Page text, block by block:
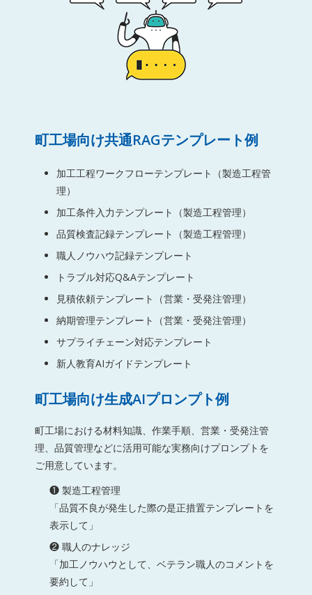
町工場向け共通RAGテンプレート例
加工工程ワークフローテンプレート（製造工程管
理）
加工条件入力テンプレート（製造工程管理）
品質検査記録テンプレート（製造工程管理）
職人ノウハウ記録テンプレート
トラブル対応Q&Aテンプレート
見積依頼テンプレート（営業・受発注管理）
納期管理テンプレート（営業・受発注管理）
サプライチェーン対応テンプレート
新人教育AIガイドテンプレート
町工場向け生成AIプロンプト例
町工場における材料知識、作業手順、営業・受発注管
理、品質管理などに活用可能な実務向けプロンプトを
ご用意しています。
❶ 製造工程管理
「品質不良が発生した際の是正措置テンプレートを
表示して」
❷ 職人のナレッジ
「加工ノウハウとして、ベテラン職人のコメントを
要約して」